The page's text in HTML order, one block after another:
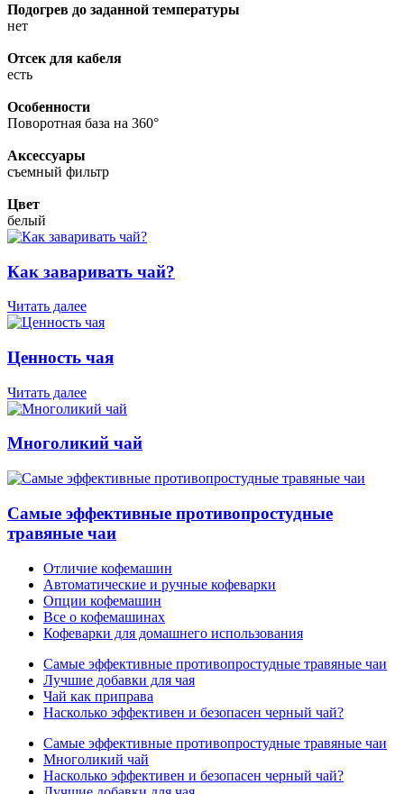
Подогрев до заданной температуры
нет
Отсек для кабеля
есть
Особенности
Поворотная база на 360°
Аксессуары
съемный фильтр
Цвет
белый
Как заваривать чай?
Читать далее
Ценность чая
Читать далее
Многоликий чай
Самые эффективные противопростудные
травяные чаи
Отличие кофемашин
Автоматические и ручные кофеварки
Опции кофемашин
Все о кофемашинах
Кофеварки для домашнего использования
Самые эффективные противопростудные травяные чаи
Лучшие добавки для чая
Чай как приправа
Насколько эффективен и безопасен черный чай?
Самые эффективные противопростудные травяные чаи
Многоликий чай
Насколько эффективен и безопасен черный чай?